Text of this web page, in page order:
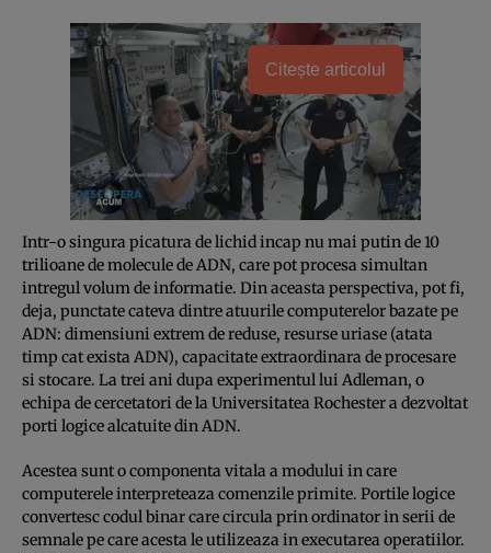
Citește articolul
Intr-o singura picatura de lichid incap nu mai putin de 10
trilioane de molecule de ADN, care pot procesa simultan
intregul volum de informatie. Din aceasta perspectiva, pot fi,
deja, punctate cateva dintre atuurile computerelor bazate pe
ADN: dimensiuni extrem de reduse, resurse uriase (atata
timp cat exista ADN), capacitate extraordinara de procesare
si stocare. La trei ani dupa experimentul lui Adleman, o
echipa de cercetatori de la Universitatea Rochester a dezvoltat
porti logice alcatuite din ADN.
Acestea sunt o componenta vitala a modului in care
computerele interpreteaza comenzile primite. Portile logice
convertesc codul binar care circula prin ordinator in serii de
semnale pe care acesta le utilizeaza in executarea operatiilor.